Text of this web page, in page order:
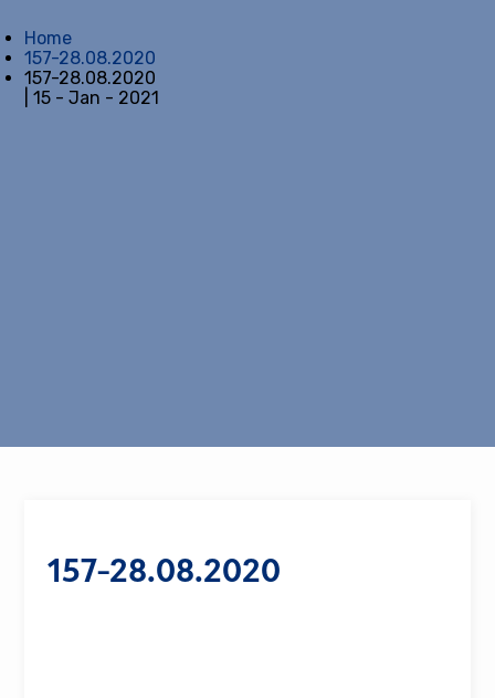
Home
157-28.08.2020
157-28.08.2020
| 15 - Jan - 2021
157-28.08.2020